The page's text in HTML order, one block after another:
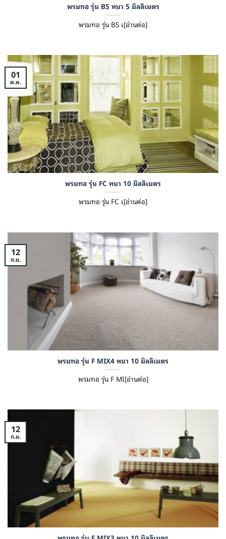
พรมทอ รุ่น BS หนา 5 มิลลิเมตร
พรมทอ รุ่น BS เ[อ่านต่อ]
พรมทอ รุ่น FC หนา 10 มิลลิเมตร
พรมทอ รุ่น FC เ[อ่านต่อ]
01
ต.ค.
พรมทอ รุ่น F MIX4 หนา 10 มิลลิเมตร
พรมทอ รุ่น F MI[อ่านต่อ]
12
ก.ย.
12
ก.ย.